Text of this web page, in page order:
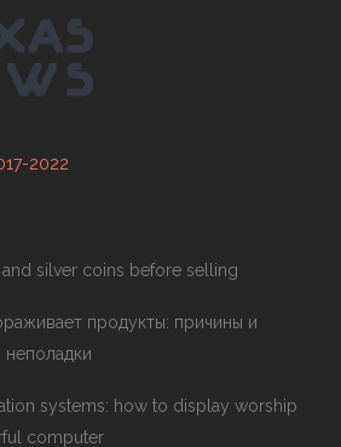
2022
silver coins before selling
продукты: причины и
systems: how to display worship
computer